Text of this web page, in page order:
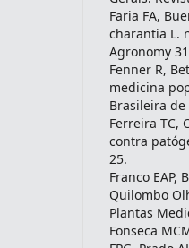
Faria FA,
charantia L.
Agronomy
Fenner R,
medicina
Brasileira de
Ferreira TC,
contra
25.
Franco EAP,
Quilombo
Plantas
Fonseca